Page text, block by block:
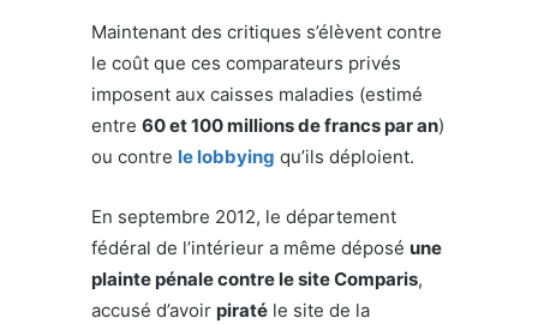
Maintenant des critiques s’élèvent contre
le coût que ces comparateurs privés
imposent aux caisses maladies (estimé
entre 60 et 100 millions de francs par an)
ou contre le lobbying qu’ils déploient.
En septembre 2012, le département
fédéral de l’intérieur a même déposé une
plainte pénale contre le site Comparis,
accusé d’avoir piraté le site de la